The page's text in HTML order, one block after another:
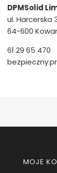
DPMSolid
ul. Harcerska
64-600
61 29 65 470
Linki w
MOJE